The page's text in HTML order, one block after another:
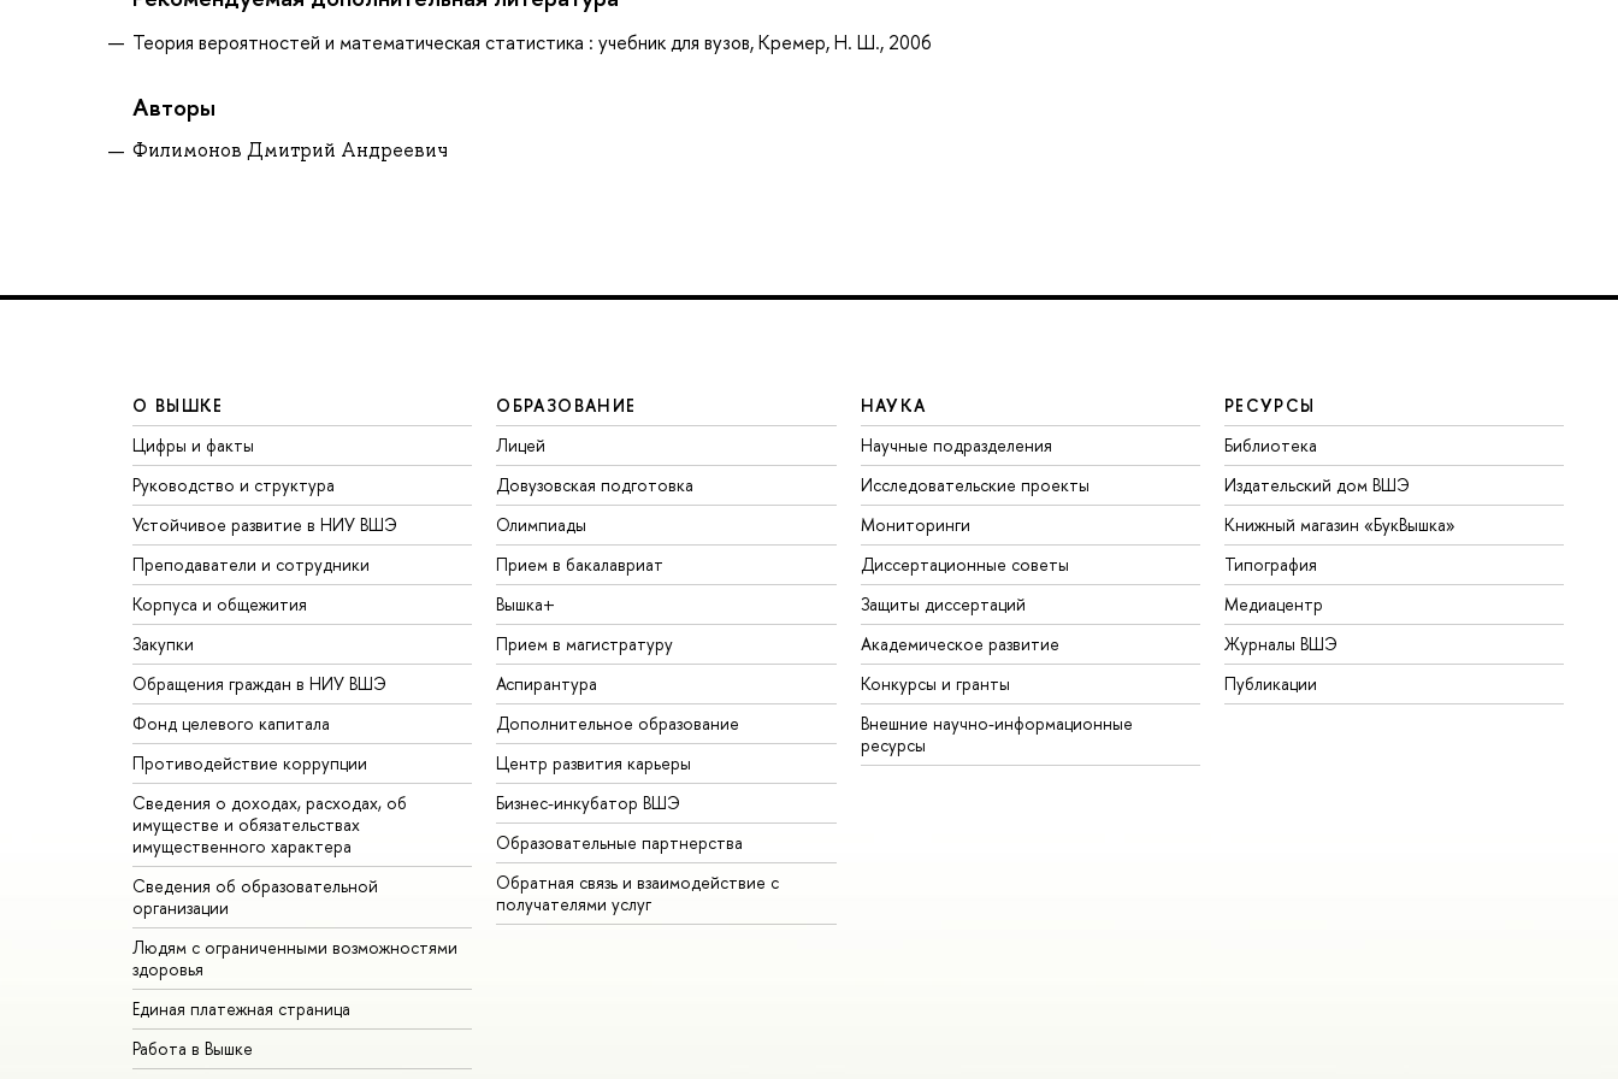
Теория вероятностей и математическая статистика : учебник для вузов, Кремер, Н. Ш., 2006
Авторы
Филимонов Дмитрий Андреевич
О ВЫШКЕ
Цифры и факты
Руководство и структура
Устойчивое развитие в НИУ ВШЭ
Преподаватели и сотрудники
Корпуса и общежития
Закупки
Обращения граждан в НИУ ВШЭ
Фонд целевого капитала
Противодействие коррупции
Сведения о доходах, расходах, об
имуществе и обязательствах
имущественного характера
Сведения об образовательной
организации
Людям с ограниченными возможностями
здоровья
Единая платежная страница
Работа в Вышке
ОБРАЗОВАНИЕ
Лицей
Довузовская подготовка
Олимпиады
Прием в бакалавриат
Вышка+
Прием в магистратуру
Аспирантура
Дополнительное образование
Центр развития карьеры
Бизнес-инкубатор ВШЭ
Образовательные партнерства
Обратная связь и взаимодействие с
получателями услуг
НАУКА
Научные подразделения
Исследовательские проекты
Мониторинги
Диссертационные советы
Защиты диссертаций
Академическое развитие
Конкурсы и гранты
Внешние научно-информационные
ресурсы
РЕСУРСЫ
Библиотека
Издательский дом ВШЭ
Книжный магазин «БукВышка»
Типография
Медиацентр
Журналы ВШЭ
Публикации